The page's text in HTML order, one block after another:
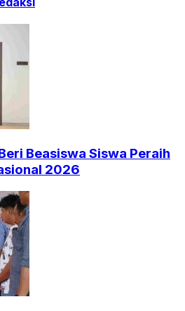
Beasiswa Siswa Peraih
2026